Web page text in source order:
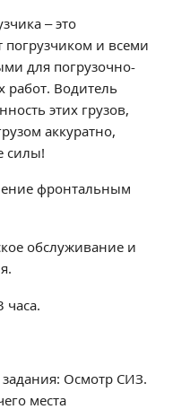
ДДТТ
– это
погрузчиком и всеми
для погрузочно-
работ. Водитель
этих грузов,
аккуратно,
силы!
фронтальным
обслуживание и
часа.
Осмотр СИЗ.
места